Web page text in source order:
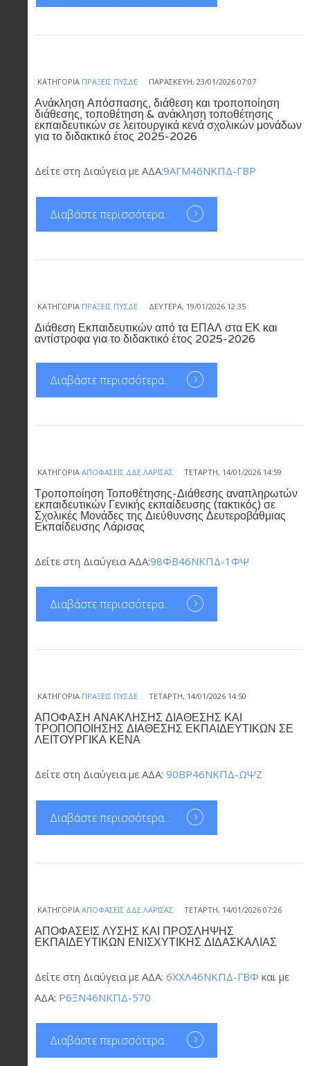
ΚΑΤΗΓΟΡΊΑ ΠΡΆΞΕΙΣ ΠΥΣΔΕ ΠΑΡΑΣΚΕΥΉ, 23/01/2026 07:07
Ανάκληση Απόσπασης, διάθεση και τροποποίηση
διάθεσης, τοποθέτηση & ανάκληση τοποθέτησης
εκπαιδευτικών σε λειτουργικά κενά σχολικών μονάδων
για το διδακτικό έτος 2025-2026
Δείτε στη Διαύγεια με ΑΔΑ:9ΑΓΜ46ΝΚΠΔ-ΓΒΡ
Διαβάστε περισσότερα...
ΚΑΤΗΓΟΡΊΑ ΠΡΆΞΕΙΣ ΠΥΣΔΕ ΔΕΥΤΈΡΑ, 19/01/2026 12:35
Διάθεση Εκπαιδευτικών από τα ΕΠΑΛ στα ΕΚ και
αντίστροφα για το διδακτικό έτος 2025-2026
Διαβάστε περισσότερα...
ΚΑΤΗΓΟΡΊΑ ΑΠΟΦΆΣΕΙΣ ΔΔΕ ΛΆΡΙΣΑΣ ΤΕΤΆΡΤΗ, 14/01/2026 14:59
Τροποποίηση Τοποθέτησης-Διάθεσης αναπληρωτών
εκπαιδευτικών Γενικής εκπαίδευσης (τακτικός) σε
Σχολικές Μονάδες της Διεύθυνσης Δευτεροβάθμιας
Εκπαίδευσης Λάρισας
Δείτε στη Διαύγεια ΑΔΑ:98ΦΒ46ΝΚΠΔ-1ΦΨ
Διαβάστε περισσότερα...
ΚΑΤΗΓΟΡΊΑ ΠΡΆΞΕΙΣ ΠΥΣΔΕ ΤΕΤΆΡΤΗ, 14/01/2026 14:50
ΑΠΟΦΑΣΗ ΑΝΑΚΛΗΣΗΣ ΔΙΑΘΕΣΗΣ ΚΑΙ
ΤΡΟΠΟΠΟΙΗΣΗΣ ΔΙΑΘΕΣΗΣ ΕΚΠΑΙΔΕΥΤΙΚΩΝ ΣΕ
ΛΕΙΤΟΥΡΓΙΚΑ ΚΕΝΑ
Δείτε στη Διαύγεια με ΑΔΑ: 90ΒΡ46ΝΚΠΔ-ΩΨΖ
Διαβάστε περισσότερα...
ΚΑΤΗΓΟΡΊΑ ΑΠΟΦΆΣΕΙΣ ΔΔΕ ΛΆΡΙΣΑΣ ΤΕΤΆΡΤΗ, 14/01/2026 07:26
ΑΠΟΦΑΣΕΙΣ ΛΥΣΗΣ ΚΑΙ ΠΡΟΣΛΗΨΗΣ
ΕΚΠΑΙΔΕΥΤΙΚΩΝ ΕΝΙΣΧΥΤΙΚΗΣ ΔΙΔΑΣΚΑΛΙΑΣ
Δείτε στη Διαύγεια με ΑΔΑ: 6ΧΧΛ46ΝΚΠΔ-ΓΒΦ και με
ΑΔΑ: Ρ6ΞΝ46ΝΚΠΔ-570
Διαβάστε περισσότερα...